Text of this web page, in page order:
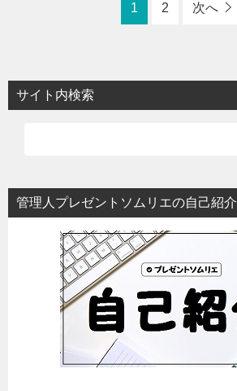
1 2 次へ
サイト内検索
管理人プレゼントソムリエの自己紹介